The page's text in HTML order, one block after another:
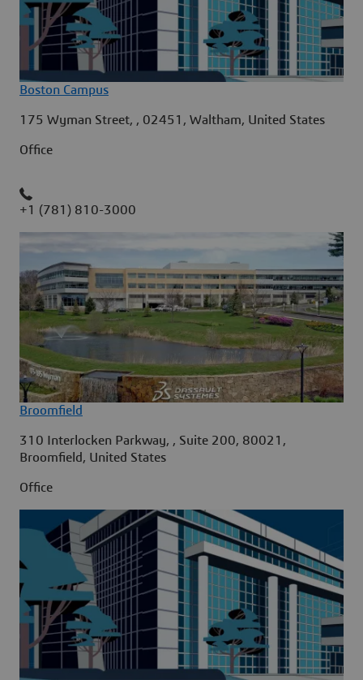
Boston Campus
175 Wyman Street, , 02451, Waltham, United States
Office
+1 (781) 810-3000
Broomfield
310 Interlocken Parkway, , Suite 200, 80021,
Broomfield, United States
Office